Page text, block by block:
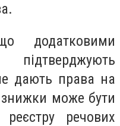
додатковими
дають права на
може бути
речових